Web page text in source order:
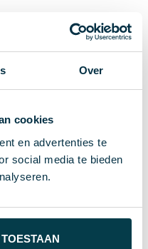
Over
cookies
en advertenties te
social media te bieden
adviseren
bedrukken van
We beantwoorden
van duurzame
je merk, doelgroep en